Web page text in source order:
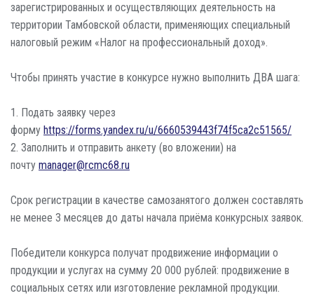
зарегистрированных и осуществляющих деятельность на
территории Тамбовской области, применяющих специальный
налоговый режим «Налог на профессиональный доход».
Чтобы принять участие в конкурсе нужно выполнить ДВА шага:
1. Подать заявку через
форму https://forms.yandex.ru/u/6660539443f74f5ca2c51565/
2. Заполнить и отправить анкету (во вложении) на
почту manager@rcmc68.ru
Срок регистрации в качестве самозанятого должен составлять
не менее 3 месяцев до даты начала приёма конкурсных заявок.
Победители конкурса получат продвижение информации о
продукции и услугах на сумму 20 000 рублей: продвижение в
социальных сетях или изготовление рекламной продукции.